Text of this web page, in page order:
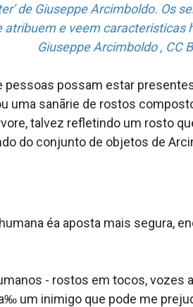
de Giuseppe Arcimboldo. Os
e veem caracteri­sticas
Giuseppe Arcimboldo , CC
possam estar
uma sanãrie de rostos
talvez refletindo um rosto
do conjunto de objetos de
éa aposta mais segura,
- rostos em tocos, vozes
um inimigo que pode me